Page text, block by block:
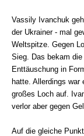
Vassily Ivanchuk
der Ukrainer - mal
Weltspitze. Gegen
Sieg. Das bekam
Enttäuschung in
hatte. Allerdings war
großes Loch auf.
verlor aber gegen
Auf die gleiche